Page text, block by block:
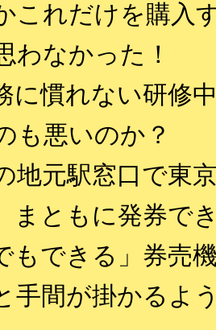
これだけを購入
わなかった！
慣れない研修
も悪いのか？
地元駅窓口で東
まともに発券で
もできる」券売
手間が掛かるよ